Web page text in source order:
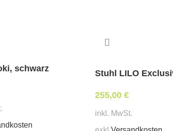
schwarz Stuhl LILO
255,00€
inkl. MwSt.